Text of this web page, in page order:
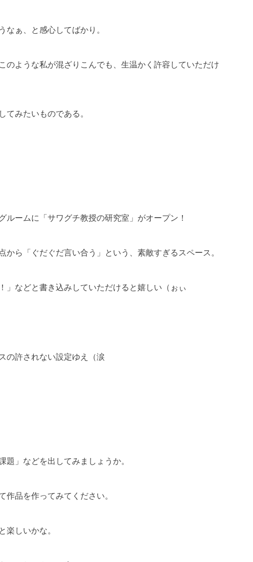
なぁ、と感心してばかり。
のような私が混ざりこんでも、生温かく許容していただけ
てみたいものである。
ルームに「サワグチ教授の研究室」がオープン！
から「ぐだぐだ言い合う」という、素敵すぎるスペース。
」などと書き込みしていただけると嬉しい（ぉぃ
の許されない設定ゆえ（涙
題」などを出してみましょうか。
作品を作ってみてください。
楽しいかな。